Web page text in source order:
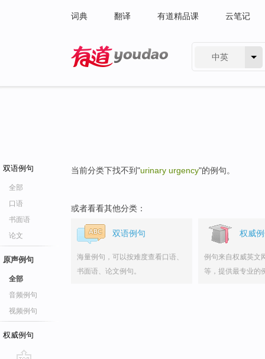
词典 翻译 有道精品课 云笔记
中英
双语例句
全部
口语
书面语
论文
原声例句
全部
音频例句
视频例句
权威例句
当前分类下找不到"urinary urgency"的例句。
或者看看其他分类：
双语例句
海量例句，可以按难度查看口语、
书面语、论文例句。
权威
例句来自权威英文
等，提供最专业的